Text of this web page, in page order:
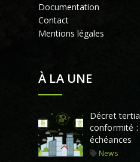
Documentation
Contact
Mentions légales
À LA UNE
Décret
conformité :
échéances
News